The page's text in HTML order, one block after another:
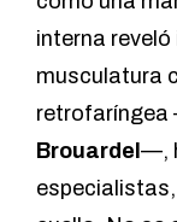
interna
musculatura
Brouardel —,